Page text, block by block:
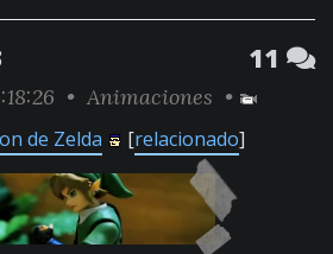
11
• Animaciones •
de Zelda [relacionado]